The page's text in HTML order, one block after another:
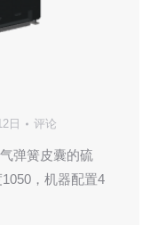
日 评论
弹簧皮囊的硫
，机器配置4